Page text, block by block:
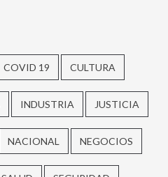
COVID 19 CULTURA
INDUSTRIA JUSTICIA
NACIONAL NEGOCIOS